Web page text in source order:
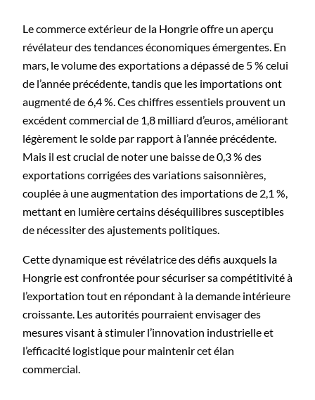
Le commerce extérieur de la Hongrie offre un aperçu
révélateur des tendances économiques émergentes. En
mars, le volume des exportations a dépassé de 5 % celui
de l’année précédente, tandis que les importations ont
augmenté de 6,4 %. Ces chiffres essentiels prouvent un
excédent commercial de 1,8 milliard d’euros, améliorant
légèrement le solde par rapport à l’année précédente.
Mais il est crucial de noter une baisse de 0,3 % des
exportations corrigées des variations saisonnières,
couplée à une augmentation des importations de 2,1 %,
mettant en lumière certains déséquilibres susceptibles
de nécessiter des ajustements politiques.
Cette dynamique est révélatrice des défis auxquels la
Hongrie est confrontée pour sécuriser sa compétitivité à
l’exportation tout en répondant à la demande intérieure
croissante. Les autorités pourraient envisager des
mesures visant à stimuler l’innovation industrielle et
l’efficacité logistique pour maintenir cet élan
commercial.